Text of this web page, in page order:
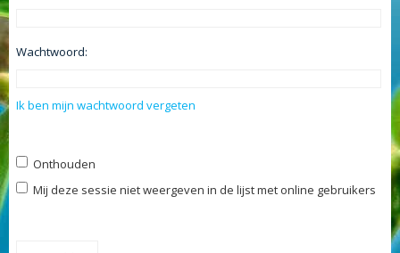
Wachtwoord:
Ik ben mijn wachtwoord vergeten
Onthouden
Mij deze sessie niet weergeven in de lijst met online gebruikers